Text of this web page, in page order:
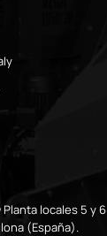
Planta locales 5 y 6
(España).